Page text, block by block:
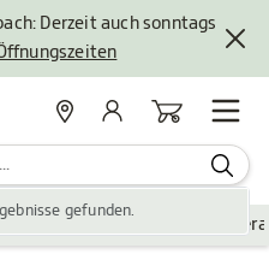
Derzeit auch sonntags
gefunden.
StandorteMein KontoWarenkorb
Gartengestaltung